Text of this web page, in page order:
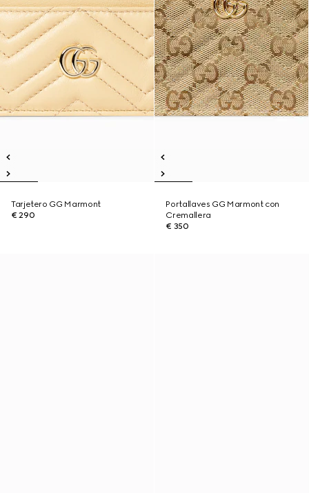
Tarjetero GG Marmont
€ 290
Portallaves GG Marmont con
Cremallera
€ 350